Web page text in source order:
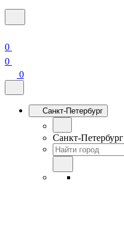
0
0
0
Санкт-Петербург
Санкт-Петербург